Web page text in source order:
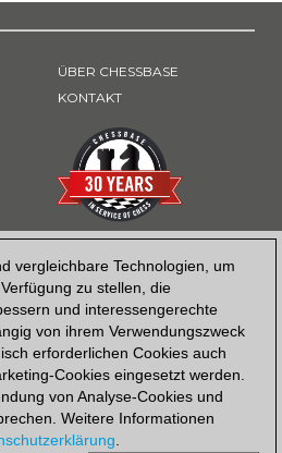
vergleichbare Technologien, um
zu stellen, die
und interessengerechte
von ihrem Verwendungszweck
erforderlichen Cookies auch
Cookies eingesetzt werden.
von Analyse-Cookies und
Weitere Informationen
.
ÜBER CHESSBASE
KONTAKT